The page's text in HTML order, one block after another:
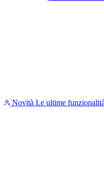
Novità Le ultime